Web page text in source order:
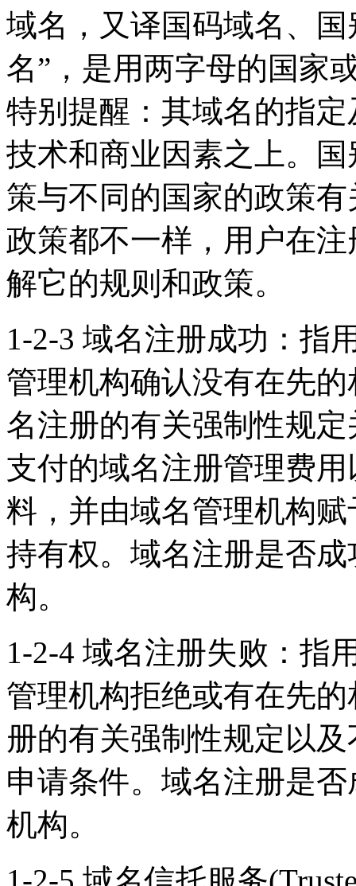
域名，又译国码域名、
名”，是用两字母的国家
特别提醒：其域名的指
技术和商业因素之上。
策与不同的国家的政策
政策都不一样，用户在
解它的规则和政策。
1-2-3 域名注册成功：指
管理机构确认没有在先
名注册的有关强制性规
支付的域名注册管理费
料，并由域名管理机构
持有权。域名注册是否
构。
1-2-4 域名注册失败：指
管理机构拒绝或有在先
册的有关强制性规定以
申请条件。域名注册是
机构。